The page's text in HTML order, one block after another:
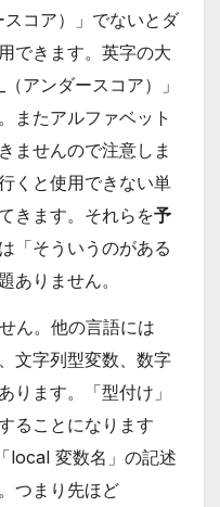
コア）」でないとダ
できます。英字の大
アンダースコア）」
またアルファベット
ませんので注意しま
くと使用できない単
きます。それらを予
「そういうのがある
ありません。
ん。他の言語には
文字列型変数、数字
ります。「型付け」
ることになります
local 変数名」の記述
つまり先ほど